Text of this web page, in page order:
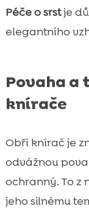
Péče o srstje
elegantního
Povaha
knírače
Obří knírač je
odvážnou
ochranný. To z
jeho silnému